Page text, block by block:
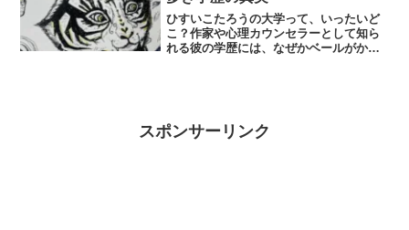
ひすいこたろうの大学って、いったいど
こ？作家や心理カウンセラーとして知ら
れる彼の学歴には、なぜかベールがかか
スポンサーリンク